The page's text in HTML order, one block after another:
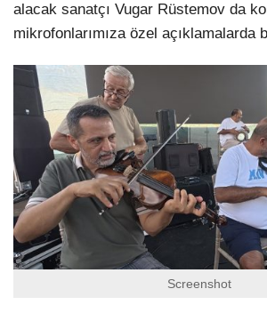
alacak sanatçı Vugar Rüstemov da
mikrofonlarımıza özel açıklamalarda
Screenshot